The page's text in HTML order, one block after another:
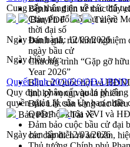
Bệnh án điện tử thúc đẩy
Chuyển đổi số thư viện:
thời đại số
Đánh giá, rút kinh nghiệm
ngày bầu cử
Chương trình “Gặp gỡ
Year 2026”
Bầu cử Quốc hội và
tin, kỳ vọng vào lá phiếu
Đắk Lắk sẵn sàng các
Quốc hội khóa XVI và
Đảm bảo cuộc bầu cử đại
các cấp diễn ra an toàn,
Cung cấp thông tin về các thủ
Bản PDF
Tải về
Ngày ban hành:12/03/2026
Ngày hiệu lực:
Quyết định 20/2026/QĐ-UBND
Quy định phân cấp quản lý
quyền quản lý của Ủy ban
Bản PDF
Tải về
Ngày ban hành:12/03/2026